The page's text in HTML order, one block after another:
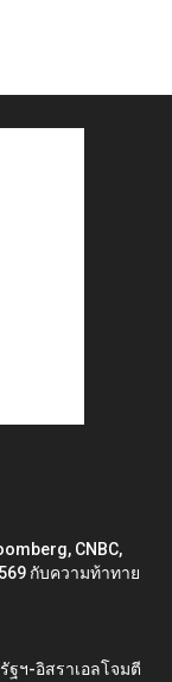
CNBC,
กับความท้าทาย
ฐฯ-อิสราเอลโจมตี